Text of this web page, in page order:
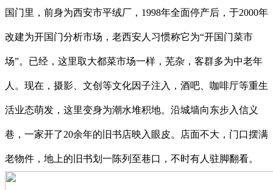
国门里，前身为西安市平绒厂，1998年全面停产后，于2000年
改建为开国门分析市场，老西安人习惯称它为“开国门菜市
场”。已经，这里取大都菜市场一样，芜杂，客群多为中老年
人。现在，摄影、文创等文化因子注入，酒吧、咖啡厅等重生
活业态萌发，这里变身为潮水堆积地。沿城墙向东步入信义
巷，一家开了20余年的旧书店映入眼皮。店面不大，门口摆满
老物件，地上的旧书划一陈列至巷口，不时有人驻脚翻看。